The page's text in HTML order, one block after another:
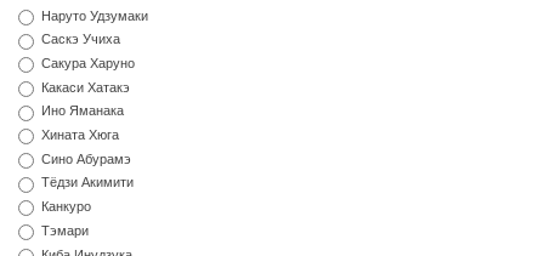
Наруто Удзумаки
Саскэ Учиха
Сакура Харуно
Какаси Хатакэ
Ино Яманака
Хината Хюга
Сино Абурамэ
Тёдзи Акимити
Канкуро
Тэмари